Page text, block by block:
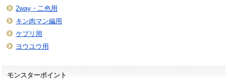
2way・二色用
キン肉マン編用
ケプリ用
ヨウユウ用
モンスターポイント